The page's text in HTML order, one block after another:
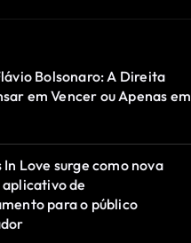
Bolsonaro: A Direita
em Vencer ou Apenas em
Love surge como nova
de
para o público